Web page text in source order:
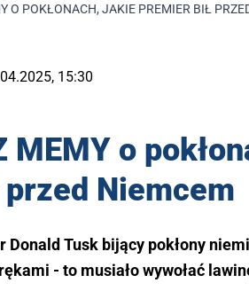
O POKŁONACH, JAKIE PREMIER BIŁ
15:30
MEMY o
Niemcem
Tusk bijący pokłony
- to musiało wywołać